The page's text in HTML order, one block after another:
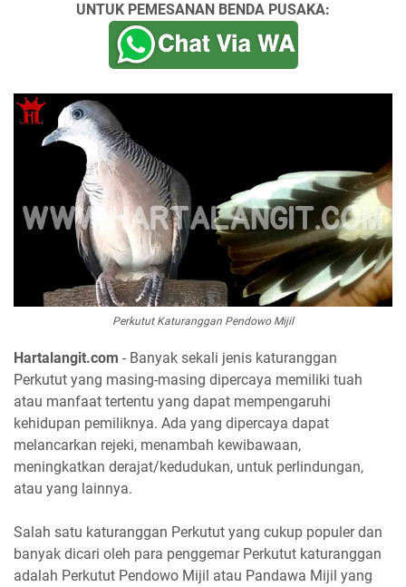
UNTUK PEMESANAN BENDA PUSAKA:
Perkutut Katuranggan Pendowo Mijil
Hartalangit.com - Banyak sekali jenis katuranggan
Perkutut yang masing-masing dipercaya memiliki tuah
atau manfaat tertentu yang dapat mempengaruhi
kehidupan pemiliknya. Ada yang dipercaya dapat
melancarkan rejeki, menambah kewibawaan,
meningkatkan derajat/kedudukan, untuk perlindungan,
atau yang lainnya.
Salah satu katuranggan Perkutut yang cukup populer dan
banyak dicari oleh para penggemar Perkutut katuranggan
adalah Perkutut Pendowo Mijil atau Pandawa Mijil yang